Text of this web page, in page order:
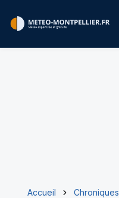
Accueil
Chroniques